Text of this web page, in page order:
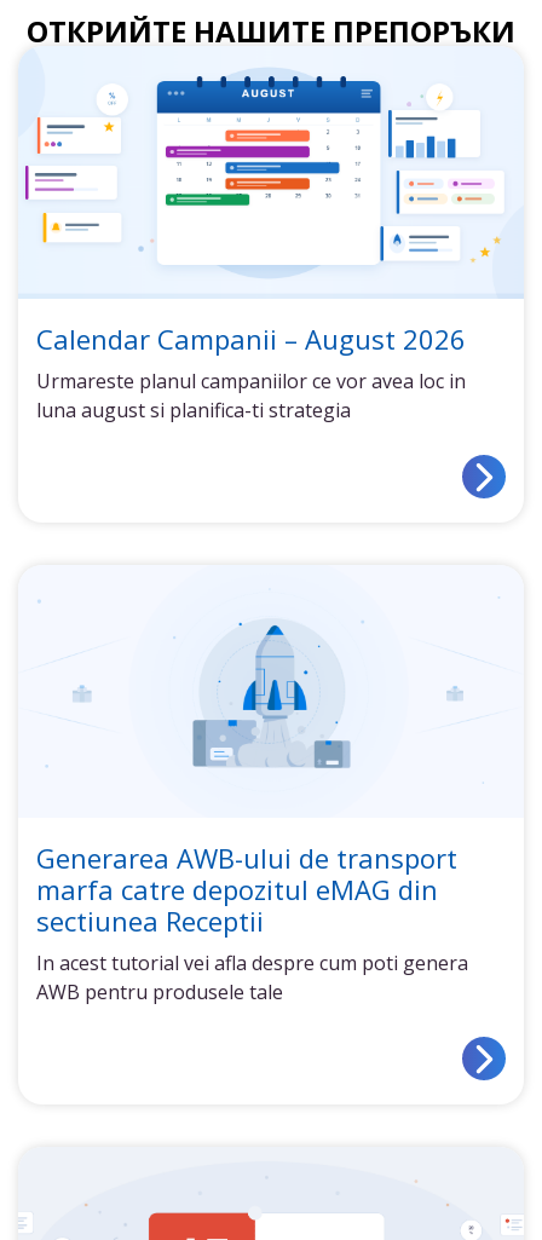
ОТКРИЙТЕ НАШИТЕ ПРЕПОРЪКИ
Calendar Campanii – August 2026
Urmareste planul campaniilor ce vor avea loc in
luna august si planifica-ti strategia
Generarea AWB-ului de transport
marfa catre depozitul eMAG din
sectiunea Receptii
In acest tutorial vei afla despre cum poti genera
AWB pentru produsele tale